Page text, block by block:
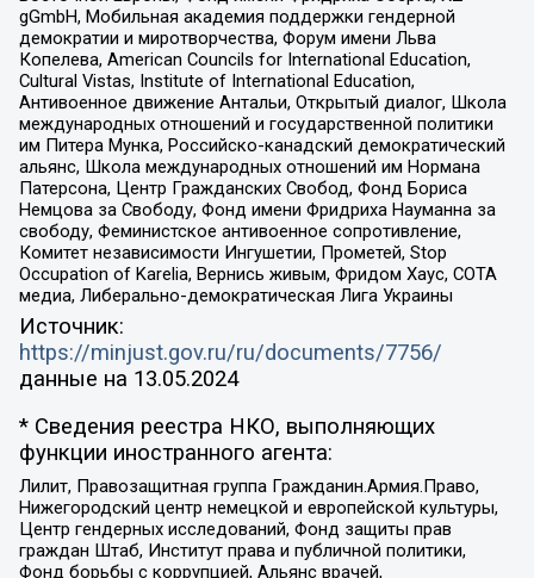
gGmbH, Мобильная академия поддержки гендерной
демократии и миротворчества, Форум имени Льва
Копелева, American Councils for International Education,
Cultural Vistas, Institute of International Education,
Антивоенное движение Антальи, Открытый диалог, Школа
международных отношений и государственной политики
им Питера Мунка, Российско-канадский демократический
альянс, Школа международных отношений им Нормана
Патерсона, Центр Гражданских Свобод, Фонд Бориса
Немцова за Свободу, Фонд имени Фридриха Науманна за
свободу, Феминистское антивоенное сопротивление,
Комитет независимости Ингушетии, Прометей, Stop
Occupation of Karelia, Вернись живым, Фридом Хаус, СОТА
медиа, Либерально-демократическая Лига Украины
Источник:
https://minjust.gov.ru/ru/documents/7756/
данные на 13.05.2024
* Сведения реестра НКО, выполняющих
функции иностранного агента:
Лилит, Правозащитная группа Гражданин.Армия.Право,
Нижегородский центр немецкой и европейской культуры,
Центр гендерных исследований, Фонд защиты прав
граждан Штаб, Институт права и публичной политики,
Фонд борьбы с коррупцией, Альянс врачей,